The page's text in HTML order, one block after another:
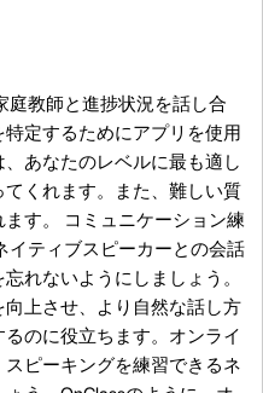
庭教師と進捗状況を話し合
定するためにアプリを使用
あなたのレベルに最も適し
くれます。また、難しい質
す。 コミュニケーション練
イティブスピーカーとの会話
れないようにしましょう。
上させ、より自然な話し方
のに役立ちます。オンライ
ピーキングを練習できるネ